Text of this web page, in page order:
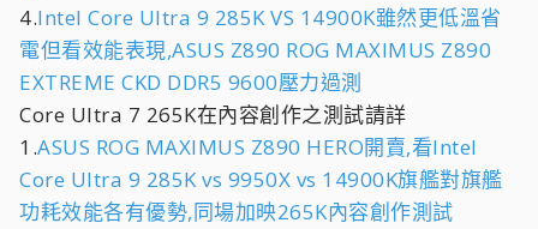
4.Intel Core Ultra 9 285K VS 14900K雖然更低溫省
電但看效能表現,ASUS Z890 ROG MAXIMUS Z890
EXTREME CKD DDR5 9600壓力過測
Core Ultra 7 265K在內容創作之測試請詳
1.ASUS ROG MAXIMUS Z890 HERO開賣,看Intel
Core Ultra 9 285K vs 9950X vs 14900K旗艦對旗艦
功耗效能各有優勢,同場加映265K內容創作測試